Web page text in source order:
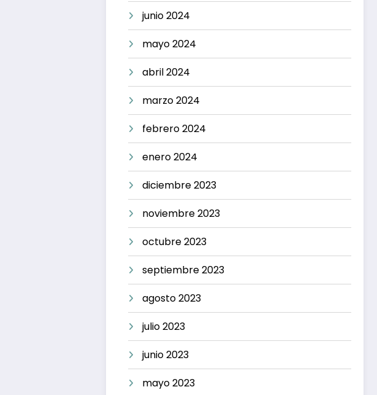
junio 2024
mayo 2024
abril 2024
marzo 2024
febrero 2024
enero 2024
diciembre 2023
noviembre 2023
octubre 2023
septiembre 2023
agosto 2023
julio 2023
junio 2023
mayo 2023